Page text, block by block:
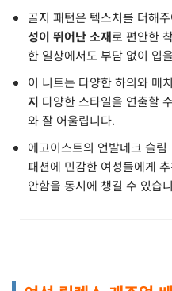
골지 패턴은 텍스처를 더해
성이 뛰어난 소재로 편안한
한 일상에서도 부담 없이 입
이 니트는 다양한 하의와 매
지 다양한 스타일을 연출할
와 잘 어울립니다.
에고이스트의 언발네크 슬림
패션에 민감한 여성들에게
안함을 동시에 챙길 수 있습